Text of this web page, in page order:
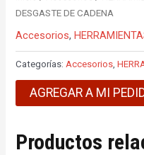
DESGASTE DE CADENA
Accesorios,
Categorías:Accesorios,
AGREGAR A MI
Productos